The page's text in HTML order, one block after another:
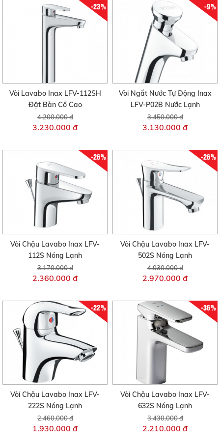
-23%
Vòi Lavabo Inax LFV-112SH
Đặt Bàn Cổ Cao
4.200.000 đ
3.230.000 đ
-9%
Vòi Ngắt Nước Tự Động Inax
LFV-P02B Nước Lạnh
3.450.000 đ
3.130.000 đ
-26%
Vòi Chậu Lavabo Inax LFV-
112S Nóng Lạnh
3.170.000 đ
2.360.000 đ
-26%
Vòi Chậu Lavabo Inax LFV-
502S Nóng Lạnh
4.030.000 đ
2.970.000 đ
-22%
Vòi Chậu Lavabo Inax LFV-
222S Nóng Lạnh
2.460.000 đ
1.930.000 đ
-36%
Vòi Chậu Lavabo Inax LFV-
632S Nóng Lạnh
3.430.000 đ
2.210.000 đ